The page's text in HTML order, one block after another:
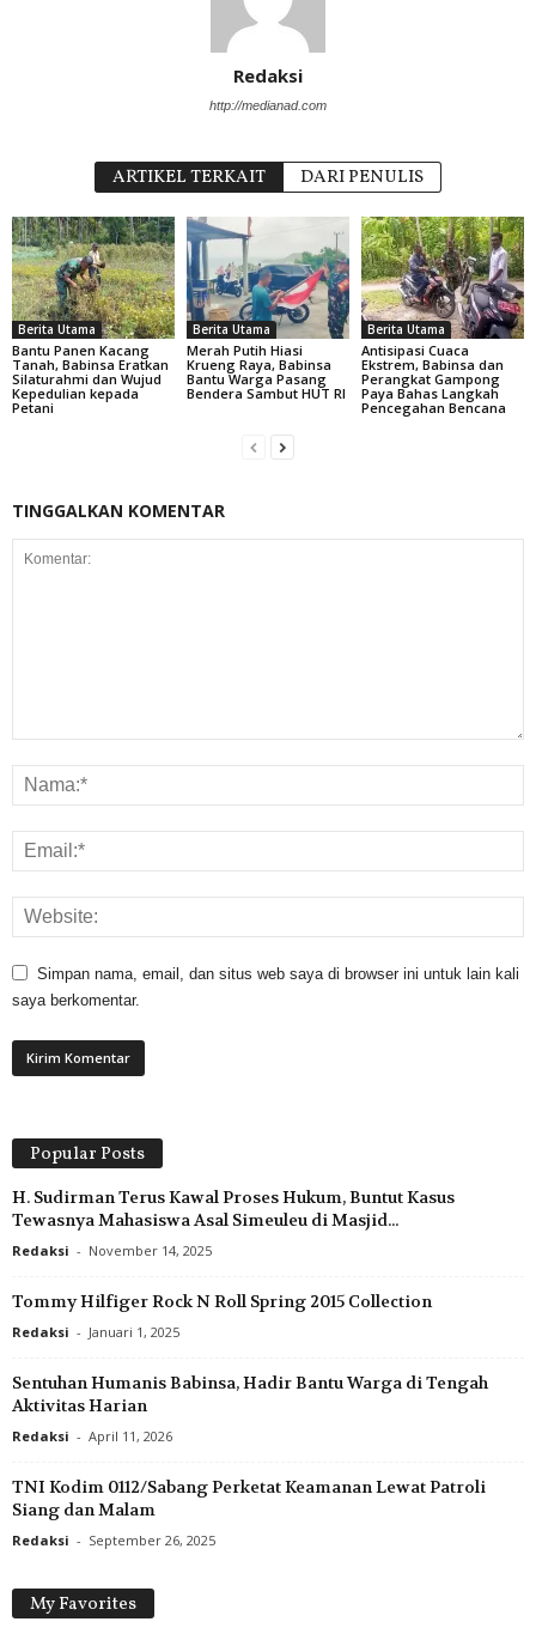
Redaksi
http://medianad.com
ARTIKEL TERKAIT DARI PENULIS
Berita Utama
Bantu Panen Kacang
Tanah, Babinsa Eratkan
Silaturahmi dan Wujud
Kepedulian kepada
Petani
Berita Utama
Merah Putih Hiasi
Krueng Raya, Babinsa
Bantu Warga Pasang
Bendera Sambut HUT RI
Berita Utama
Antisipasi Cuaca
Ekstrem, Babinsa dan
Perangkat Gampong
Paya Bahas Langkah
Pencegahan Bencana
TINGGALKAN KOMENTAR
Simpan nama, email, dan situs web saya di browser ini untuk lain kali
saya berkomentar.
Popular Posts
H. Sudirman Terus Kawal Proses Hukum, Buntut Kasus
Tewasnya Mahasiswa Asal Simeuleu di Masjid...
Redaksi - November 14, 2025
Tommy Hilfiger Rock N Roll Spring 2015 Collection
Redaksi - Januari 1, 2025
Sentuhan Humanis Babinsa, Hadir Bantu Warga di Tengah
Aktivitas Harian
Redaksi - April 11, 2026
TNI Kodim 0112/Sabang Perketat Keamanan Lewat Patroli
Siang dan Malam
Redaksi - September 26, 2025
My Favorites